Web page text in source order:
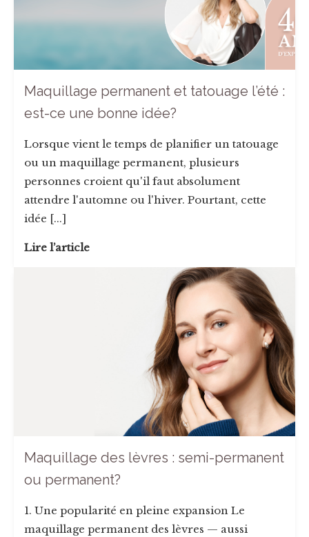
Maquillage permanent et tatouage l’été :
est-ce une bonne idée?
Lorsque vient le temps de planifier un tatouage
ou un maquillage permanent, plusieurs
personnes croient qu'il faut absolument
attendre l'automne ou l'hiver. Pourtant, cette
idée [...]
Lire l’article
Maquillage des lèvres : semi-permanent
ou permanent?
1. Une popularité en pleine expansion Le
maquillage permanent des lèvres — aussi